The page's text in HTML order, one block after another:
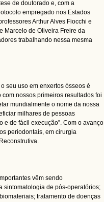
de doutorado e, com a
empregado nos Estados
Arthur Alves Fiocchi e
Marcelo de Oliveira Freire da
trabalhando nessa mesma
seu uso em enxertos ósseos é
nossos primeiros resultados foi
mundialmente o nome da nossa
milhares de pessoas
de fácil execução”. Com o avanço
periodontais, em cirurgia
vêm sendo
sintomatologia de pós-operatórios;
tratamento de doenças